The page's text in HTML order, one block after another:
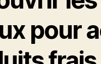
pour